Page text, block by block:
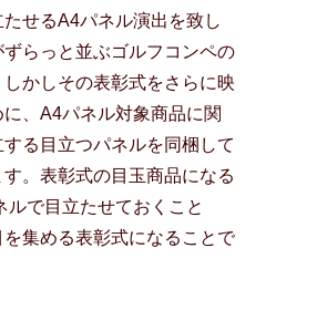
せるA4パネル演出を致し
ずらっと並ぶゴルフコンペの
かしその表彰式をさらに映
に、A4パネル対象商品に関
する目立つパネルを同梱して
。表彰式の目玉商品になる
ルで目立たせておくこと
集める表彰式になることで